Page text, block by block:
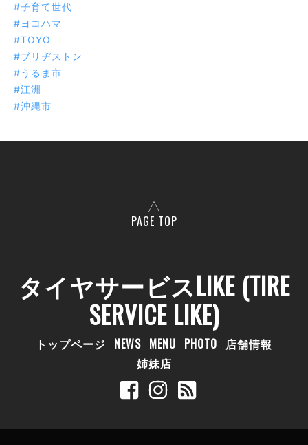
#子育て世代
#ヨコハマ
#TOYO
#ブリヂストン
#うるま市
#江洲
#沖縄市
PAGE TOP
タイヤサービスLIKE (TIRE
SERVICE LIKE)
トップページ NEWS MENU PHOTO 店舗情報
姉妹店